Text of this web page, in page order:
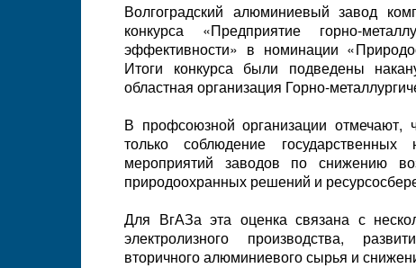
Волгоградский алюминиевый завод
конкурса «Предприятие горно-
эффективности» в номинации
Итоги конкурса были подведены
областная организация Горно-
В профсоюзной организации отмечают,
только соблюдение
мероприятий заводов по снижению
природоохранных решений и
Для ВгАЗа эта оценка связана с
электролизного производства,
вторичного алюминиевого сырья и